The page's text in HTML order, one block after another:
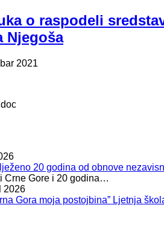
o raspodeli
Njegoša
2021
Crne Gore i 20 godina…
2026
Ljetnja